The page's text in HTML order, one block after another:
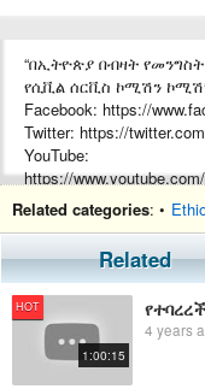
“በኢትዮጵያ በብዛት
የሲቪል ሰርቪስ ኮሚሽን
Facebook: https://
Twitter: https://
YouTube:
https://
Website: https://
Telegram: https://t.me/
#WaltaTV
Related categories: •
Related
HOT
1:00:15
4 years